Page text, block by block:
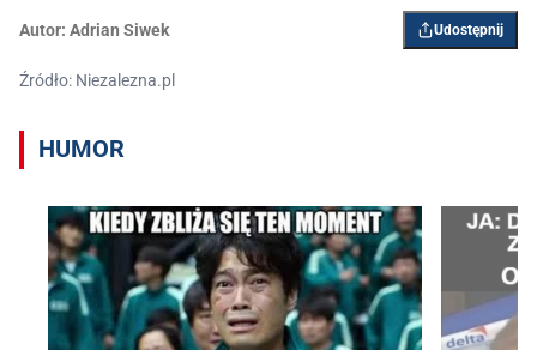
Autor: Adrian Siwek Udostępnij
Źródło: Niezalezna.pl
HUMOR